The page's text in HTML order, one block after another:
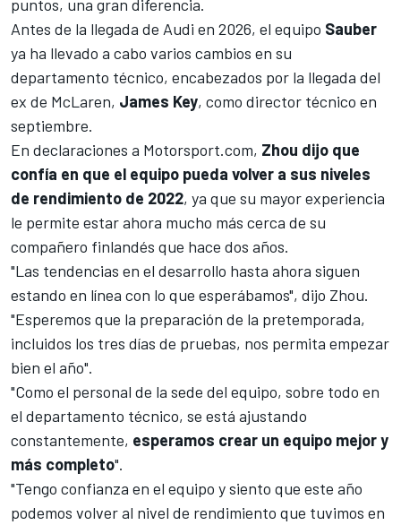
puntos, una gran diferencia.
Antes de la llegada de Audi en 2026, el equipo Sauber
ya ha llevado a cabo varios cambios en su
departamento técnico, encabezados por la llegada del
ex de McLaren, James Key, como director técnico en
septiembre.
En declaraciones a Motorsport.com, Zhou dijo que
confía en que el equipo pueda volver a sus niveles
de rendimiento de 2022, ya que su mayor experiencia
le permite estar ahora mucho más cerca de su
compañero finlandés que hace dos años.
"Las tendencias en el desarrollo hasta ahora siguen
estando en línea con lo que esperábamos", dijo Zhou.
"Esperemos que la preparación de la pretemporada,
incluidos los tres días de pruebas, nos permita empezar
bien el año".
"Como el personal de la sede del equipo, sobre todo en
el departamento técnico, se está ajustando
constantemente, esperamos crear un equipo mejor y
más completo".
"Tengo confianza en el equipo y siento que este año
podemos volver al nivel de rendimiento que tuvimos en